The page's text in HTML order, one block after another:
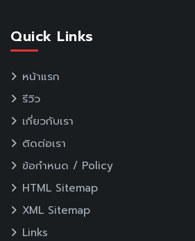
Quick Links
หน้าแรก
รีวิว
เกี่ยวกับเรา
ติดต่อเรา
ข้อกำหนด / Policy
HTML Sitemap
XML Sitemap
Links